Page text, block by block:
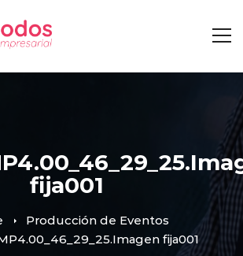
fija001
Producción de Eventos
fija001